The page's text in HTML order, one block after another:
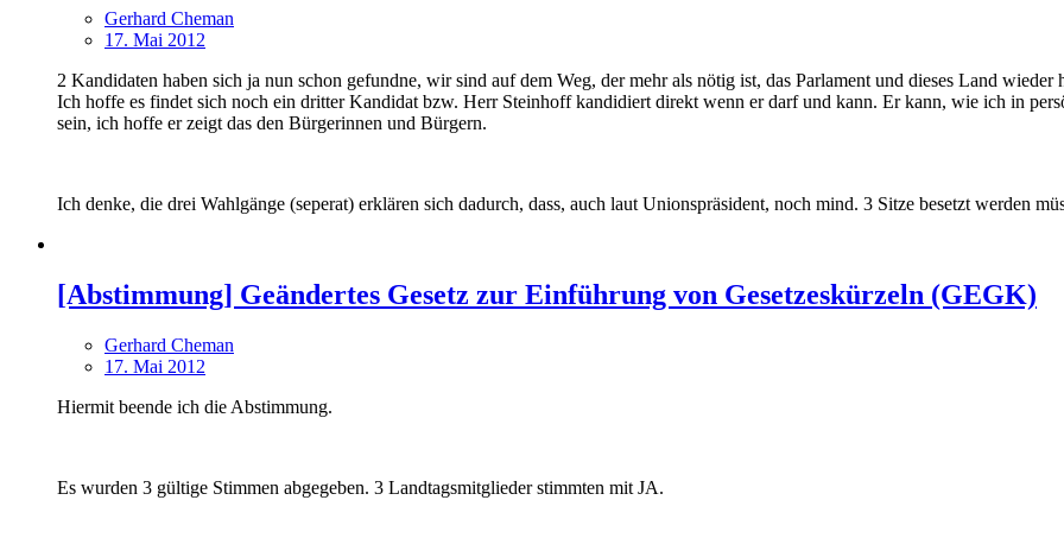
Gerhard Cheman
17. Mai 2012
2 Kandidaten haben sich ja nun schon gefundne, wir sind auf dem Weg, der mehr als nötig ist, das Parlament und dieses Land wieder
Ich hoffe es findet sich noch ein dritter Kandidat bzw. Herr Steinhoff kandidiert direkt wenn er darf und kann. Er kann, wie ich in
sein, ich hoffe er zeigt das den Bürgerinnen und Bürgern.
Ich denke, die drei Wahlgänge (seperat) erklären sich dadurch, dass, auch laut Unionspräsident, noch mind. 3 Sitze besetzt werden
[Abstimmung] Geändertes Gesetz zur Einführung von Gesetzeskürzeln (GEGK)
Gerhard Cheman
17. Mai 2012
Hiermit beende ich die Abstimmung.
Es wurden 3 gültige Stimmen abgegeben. 3 Landtagsmitglieder stimmten mit JA.